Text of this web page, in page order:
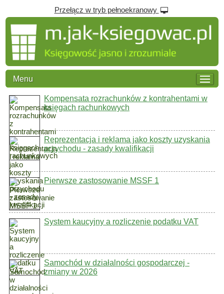
Przełącz w tryb pełnoekranowy
Menu
Kompensata rozrachunków z kontrahentami w
księgach rachunkowych
Reprezentacja i reklama jako koszty uzyskania
przychodu - zasady kwalifikacji
Pierwsze zastosowanie MSSF 1
System kaucyjny a rozliczenie podatku VAT
Samochód w działalności gospodarczej -
zmiany w 2026